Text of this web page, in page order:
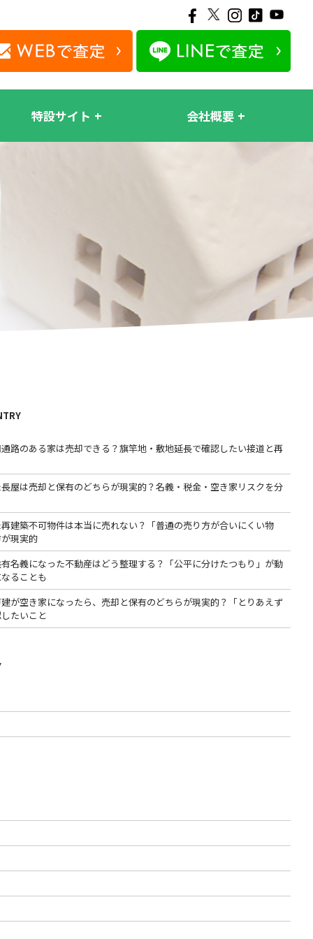
特設サイト 会社概要
通路のある家は売却できる？旗竿地・敷地延長で確認したい接道と再
屋は売却と保有のどちらが現実的？名義・税金・空き家リスクを分
建築不可物件は本当に売れない？「普通の売り方が合いにくい物
現実的
名義になった不動産はどう整理する？「公平に分けたつもり」が動
ることも
が空き家になったら、売却と保有のどちらが現実的？「とりあえず
たいこと